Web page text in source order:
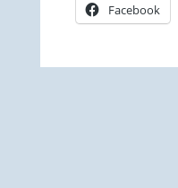
Facebook